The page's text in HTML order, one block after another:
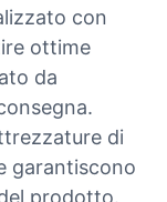
con
ottime
da
di
garantiscono
prodotto.